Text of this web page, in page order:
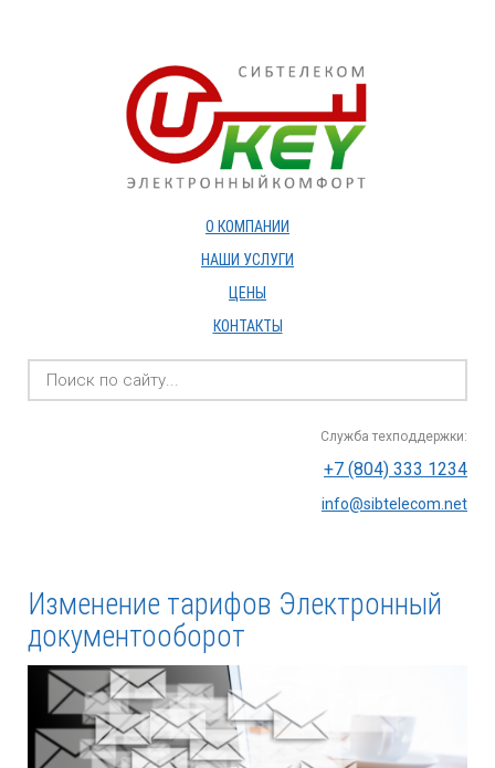
О КОМПАНИИ
НАШИ УСЛУГИ
ЦЕНЫ
КОНТАКТЫ
Служба техподдержки:
+7 (804) 333 1234
info@sibtelecom.net
Изменение тарифов Электронный
документооборот